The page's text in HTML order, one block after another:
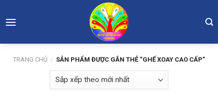
to
TRANG CHỦ / SẢN PHẨM ĐƯỢC GẮN THẺ “GHẾ XOAY CAO CẤP”